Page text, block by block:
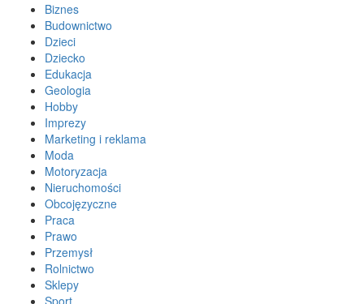
Biznes
Budownictwo
Dzieci
Dziecko
Edukacja
Geologia
Hobby
Imprezy
Marketing i reklama
Moda
Motoryzacja
Nieruchomości
Obcojęzyczne
Praca
Prawo
Przemysł
Rolnictwo
Sklepy